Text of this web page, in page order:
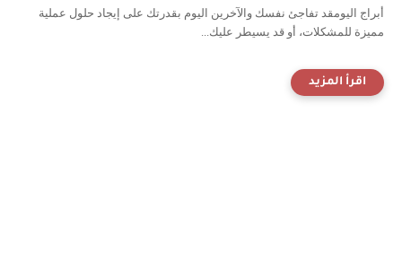
أبراج اليومقد تفاجئ نفسك والآخرين اليوم بقدرتك على إيجاد حلول عملية
مميزة للمشكلات، أو قد يسيطر عليك...